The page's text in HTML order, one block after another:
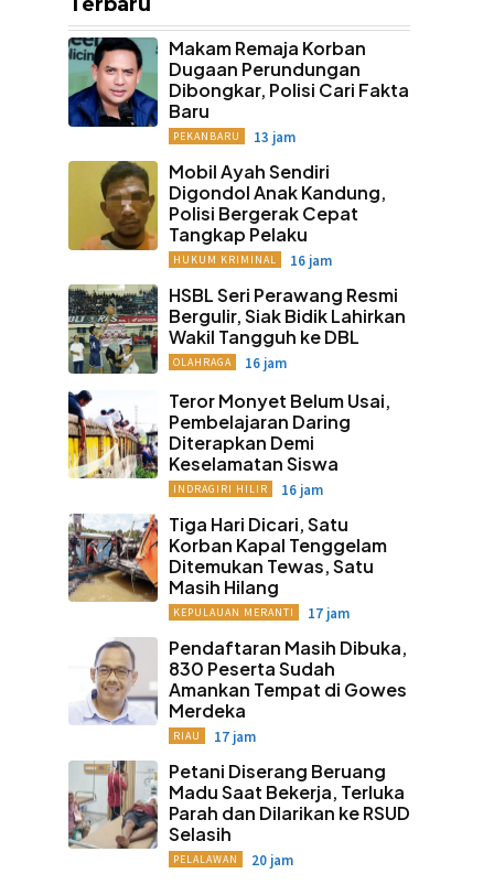
Makam Remaja Korban
Dugaan Perundungan
Dibongkar, Polisi Cari Fakta
Baru
PEKANBARU 13 jam
Mobil Ayah Sendiri
Digondol Anak Kandung,
Polisi Bergerak Cepat
Tangkap Pelaku
HUKUM KRIMINAL 16 jam
HSBL Seri Perawang Resmi
Bergulir, Siak Bidik Lahirkan
Wakil Tangguh ke DBL
OLAHRAGA 16 jam
Teror Monyet Belum Usai,
Pembelajaran Daring
Diterapkan Demi
Keselamatan Siswa
INDRAGIRI HILIR 16 jam
Tiga Hari Dicari, Satu
Korban Kapal Tenggelam
Ditemukan Tewas, Satu
Masih Hilang
KEPULAUAN MERANTI 17 jam
Pendaftaran Masih Dibuka,
830 Peserta Sudah
Amankan Tempat di Gowes
Merdeka
RIAU 17 jam
Petani Diserang Beruang
Madu Saat Bekerja, Terluka
Parah dan Dilarikan ke RSUD
Selasih
PELALAWAN 20 jam